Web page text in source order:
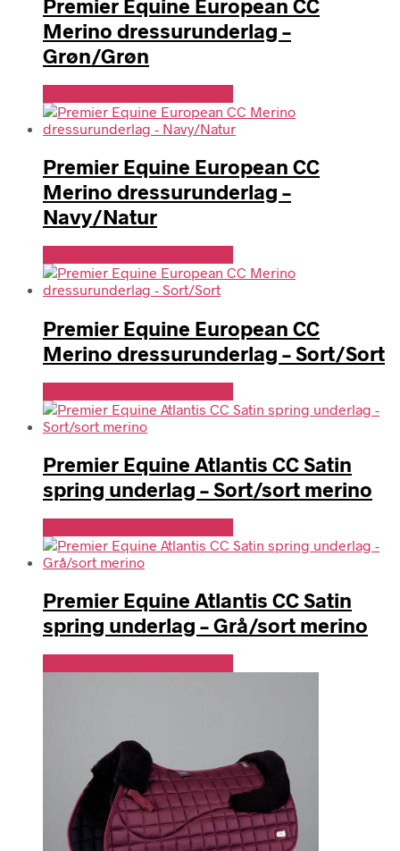
Premier Equine European CC
Merino dressurunderlag –
Grøn/Grøn
Premier Equine European CC
Merino dressurunderlag –
Navy/Natur
Premier Equine European CC
Merino dressurunderlag – Sort/Sort
Premier Equine Atlantis CC Satin
spring underlag – Sort/sort merino
Premier Equine Atlantis CC Satin
spring underlag – Grå/sort merino